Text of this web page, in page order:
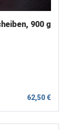
900 g
62,50 €